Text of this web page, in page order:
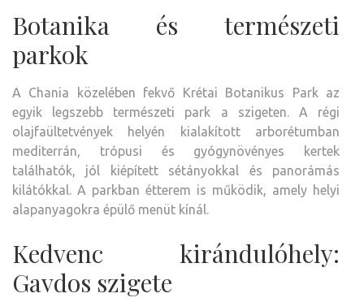
Botanika és természeti
parkok
A Chania közelében fekvő Krétai Botanikus Park az
egyik legszebb természeti park a szigeten. A régi
olajfaültetvények helyén kialakított arborétumban
mediterrán, trópusi és gyógynövényes kertek
találhatók, jól kiépített sétányokkal és panorámás
kilátókkal. A parkban étterem is működik, amely helyi
alapanyagokra épülő menüt kínál.
Kedvenc kirándulóhely:
Gavdos szigete